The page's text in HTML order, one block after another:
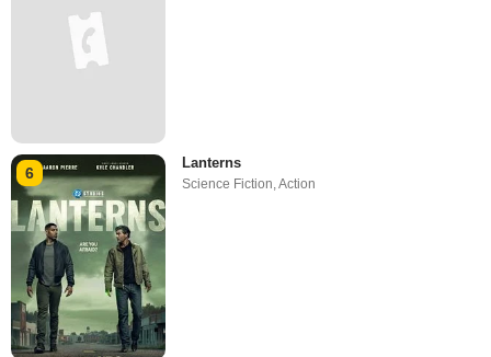
6
Lanterns
Science Fiction,Action